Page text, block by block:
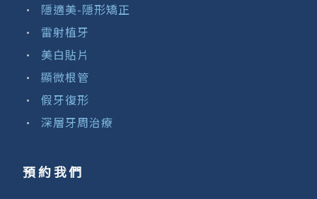
隱適美-隱形矯正
雷射植牙
美白貼片
顯微根管
假牙復形
深層牙周治療
預約我們